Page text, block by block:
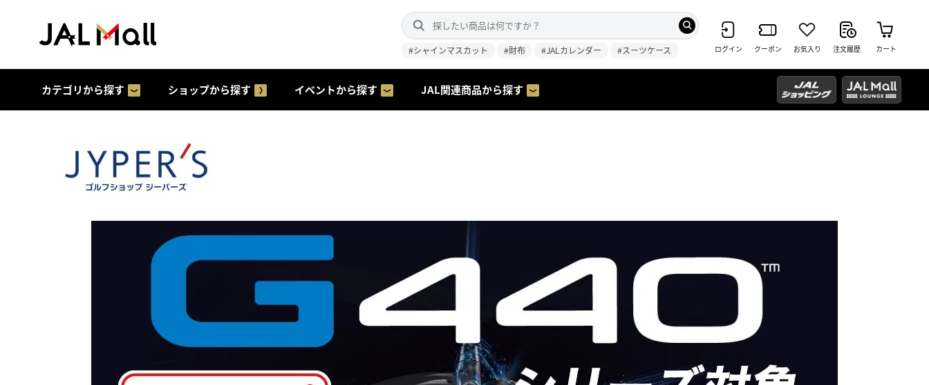
#シャインマスカット #財布 #JALカレンダー #スーツケース ログイン クーポン お気入り 注文履歴 カート
カテゴリから探す ショップから探す イベントから探す JAL関連商品から探す